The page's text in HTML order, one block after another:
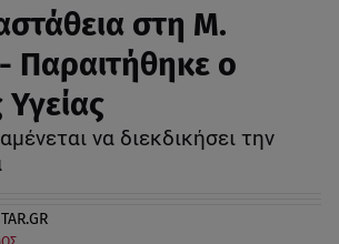
στη Μ.
Παραιτήθηκε ο
να διεκδικήσει την